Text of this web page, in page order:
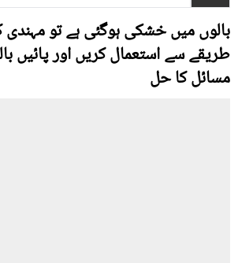
بالوں میں خشکی ہوگئی ہے تو مہندی
مسائل کا حل